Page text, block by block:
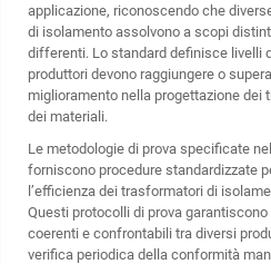
applicazione, riconoscendo che
di isolamento assolvono a scopi
differenti. Lo standard definisce livelli
produttori devono raggiungere o
miglioramento nella progettazione dei
dei materiali.
Le metodologie di prova specificate
forniscono procedure standardizzate
l’efficienza dei trasformatori di
Questi protocolli di prova garantiscono
coerenti e confrontabili tra diversi
verifica periodica della conformità